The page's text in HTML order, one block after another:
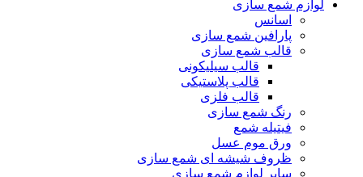
لوازم شمع سازی
اسانس
پارافین شمع سازی
قالب شمع سازی
قالب سیلیکونی
قالب پلاستیکی
قالب فلزی
رنگ شمع سازی
فیتیله شمع
ورق موم عسل
ظروف شیشه ای شمع سازی
سایر لوازم شمع سازی